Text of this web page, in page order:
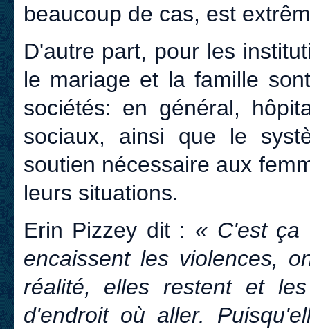
beaucoup de cas, est
D'autre part, pour les
le mariage et la famille
sociétés: en général,
sociaux, ainsi que le
soutien nécessaire aux
leurs situations.
Erin Pizzey dit : « C'est ça
encaissent les violences,
réalité, elles restent et
d'endroit où aller.